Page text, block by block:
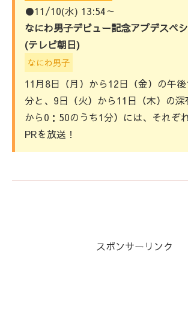
●11/10(水) 13:54～
なにわ男子デビュー記念アプデスペ
(テレビ朝日)
なにわ男子
11月8日（月）から12日（金）の午
分と、9日（火）から11日（木）の
から0：50のうち1分）には、それぞ
PRを放送！
スポンサーリンク